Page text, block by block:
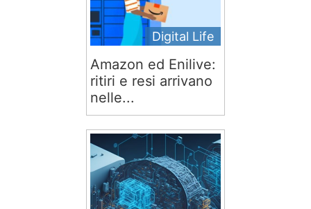
Digital Life
Amazon ed Enilive:
ritiri e resi arrivano
nelle...